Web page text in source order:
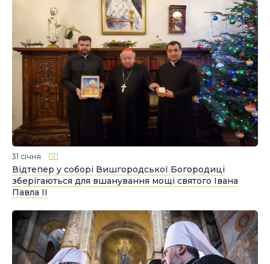
31 січня
Відтепер у соборі Вишгородської Богородиці
зберігаються для вшанування мощі святого Івана
Павла ІІ